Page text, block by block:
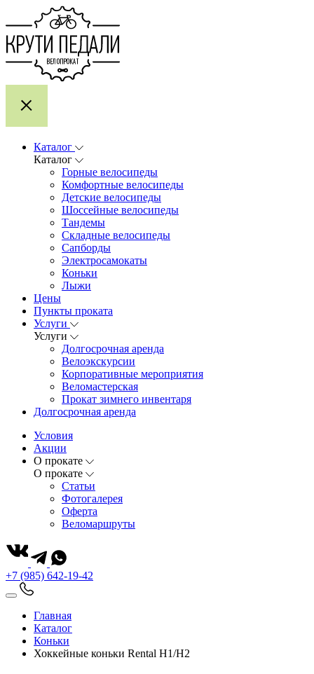
Каталог
Каталог
Горные велосипеды
Комфортные велосипеды
Детские велосипеды
Шоссейные велосипеды
Тандемы
Складные велосипеды
Сапборды
Электросамокаты
Коньки
Лыжи
Цены
Пункты проката
Услуги
Услуги
Долгосрочная аренда
Велоэкскурсии
Корпоративные мероприятия
Веломастерская
Прокат зимнего инвентаря
Долгосрочная аренда
Условия
Акции
О прокате
О прокате
Статьи
Фотогалерея
Оферта
Веломаршруты
+7 (985) 642-19-42
Главная
Каталог
Коньки
Хоккейные коньки Rental H1/H2